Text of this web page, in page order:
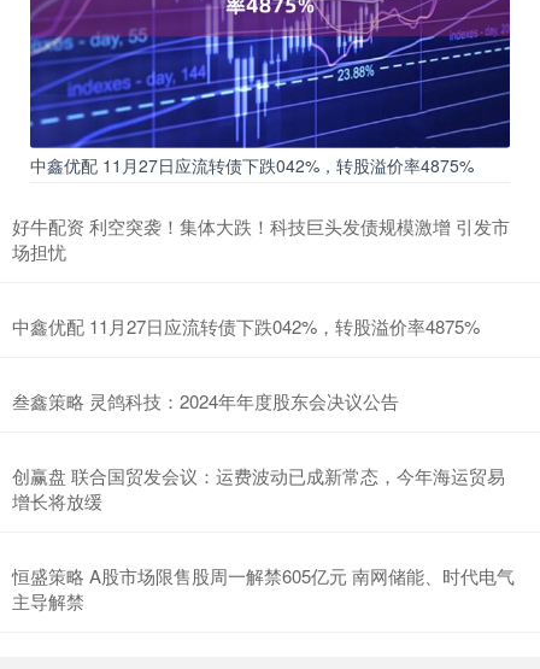
中鑫优配 11月27日应流转债下跌042%，转股溢价率4875%
好牛配资 利空突袭！集体大跌！科技巨头发债规模激增 引发市
场担忧
中鑫优配 11月27日应流转债下跌042%，转股溢价率4875%
叁鑫策略 灵鸽科技：2024年年度股东会决议公告
创赢盘 联合国贸发会议：运费波动已成新常态，今年海运贸易
增长将放缓
恒盛策略 A股市场限售股周一解禁605亿元 南网储能、时代电气
主导解禁